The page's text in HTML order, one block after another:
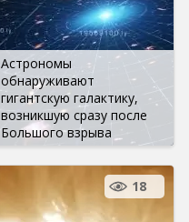
Астрономы
обнаруживают
гигантскую галактику,
возникшую сразу после
Большого взрыва
18